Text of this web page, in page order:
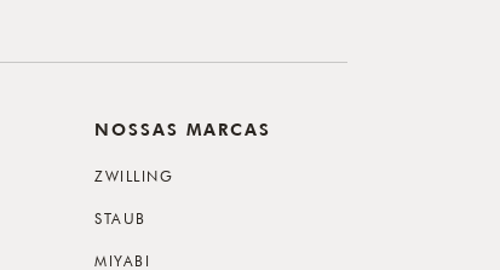
NOSSAS MARCAS
ZWILLING
STAUB
MIYABI